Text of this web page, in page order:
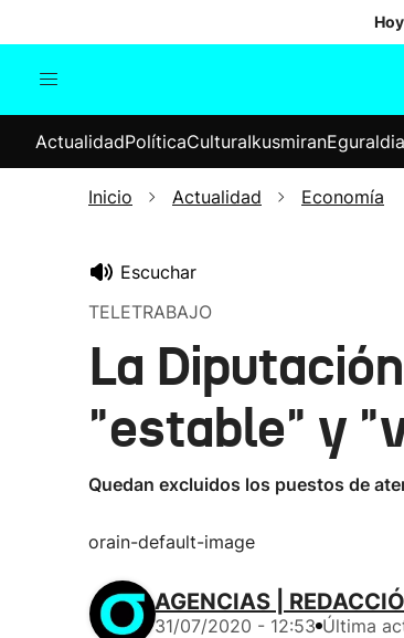
Internacional
Elecciones
ActualidadPolíticaCulturaIkusmiranEguraldia
Inicio Actualidad Economía
Escuchar
TELETRABAJO
La
"estable" y
Quedan excluidos los puestos de
orain-default-image
AGENCIAS |
31/07/2020 - 12:53 Última